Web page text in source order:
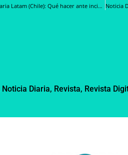
Noticia Diaria Latam (Chile): Qué hacer ante incidencia en módulo de solicitudes de audiencia de la plataforma de lobby
Noticia Diaria, Revista, Revista